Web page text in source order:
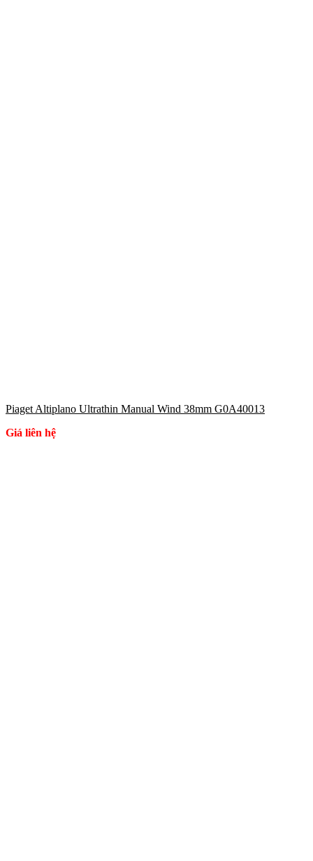
Piaget Altiplano Ultrathin Manual Wind 38mm G0A40013
Giá liên hệ